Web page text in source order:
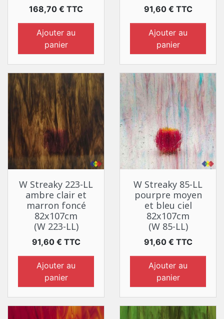
Prix
168,70 € TTC
Ajouter au
panier
Prix
91,60 € TTC
Ajouter au
panier
W Streaky 223-LL
ambre clair et
marron foncé
82x107cm
(W 223-LL)
Prix
91,60 € TTC
Ajouter au
panier
W Streaky 85-LL
pourpre moyen
et bleu ciel
82x107cm
(W 85-LL)
Prix
91,60 € TTC
Ajouter au
panier